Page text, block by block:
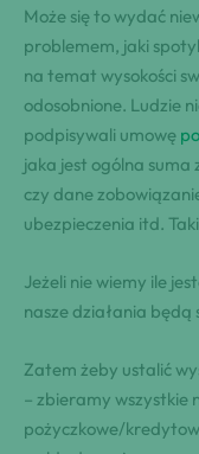
Może się to wydać
problemem, jaki
na temat wysokości
odosobnione. Ludzie
podpisywali umowę
jaka jest ogólna suma
czy dane
ubezpieczenia itd.
Jeżeli nie wiemy ile
nasze działania będą
Zatem żeby ustalić
– zbieramy wszystkie
pożyczkowe/